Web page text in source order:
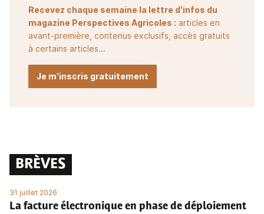
Recevez chaque semaine la lettre d'infos du
magazine Perspectives Agricoles : articles en
avant-première, contenus exclusifs, accès gratuits
à certains articles...
Je m'inscris gratuitement
BRÈVES
31 juillet 2026
La facture électronique en phase de déploiement